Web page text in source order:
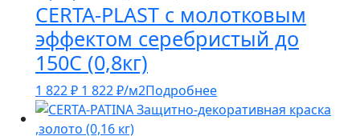
CERTA-PLAST с молотковым
эффектом серебристый до
150С (0,8кг)
1 822₽ 1 822₽/м2Подробнее